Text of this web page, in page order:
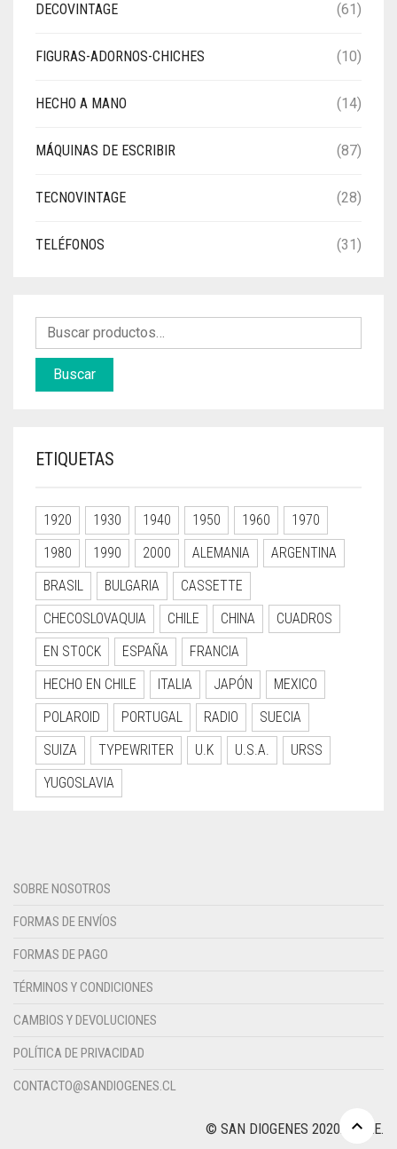
DECOVINTAGE (61)
FIGURAS-ADORNOS-CHICHES (10)
HECHO A MANO (14)
MÁQUINAS DE ESCRIBIR (87)
TECNOVINTAGE (28)
TELÉFONOS (31)
Buscar
ETIQUETAS
1920 1930 1940 1950 1960
1970
1980
1990 2000 ALEMANIA
ARGENTINA
BRASIL
BULGARIA
CASSETTE
CHECOSLOVAQUIA
CHILE CHINA
CUADROS
EN STOCK
ESPAÑA
FRANCIA
HECHO EN CHILE
ITALIA JAPÓN
MEXICO
POLAROID
PORTUGAL RADIO
SUECIA
SUIZA
TYPEWRITER U.K U.S.A.
URSS
YUGOSLAVIA
SOBRE NOSOTROS
FORMAS DE ENVÍOS
FORMAS DE PAGO
TÉRMINOS Y CONDICIONES
CAMBIOS Y DEVOLUCIONES
POLÍTICA DE PRIVACIDAD
CONTACTO@SANDIOGENES.CL
© SAN DIOGENES 2020. CHILE.